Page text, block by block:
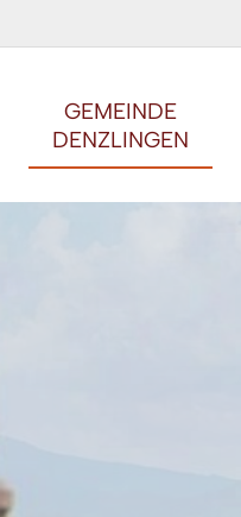
GEMEINDE
DENZLINGEN